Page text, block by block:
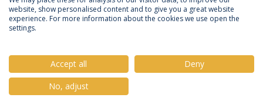
Direitos do Titular dos Dados
© 2026 Universidade Católica Portuguesa
website, show personalised content and to give you a great website
experience. For more information about the cookies we use open the
settings.
Accept all
Deny
No, adjust